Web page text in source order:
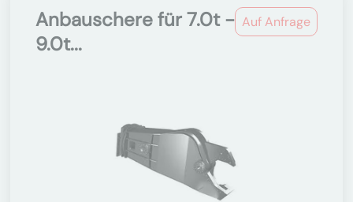
Auf Anfrage
Anbauschere für 7.0t -
9.0t...